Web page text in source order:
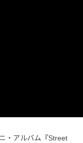
・アルバム『Street